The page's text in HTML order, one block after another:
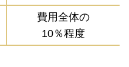
費用全体の
10％程度